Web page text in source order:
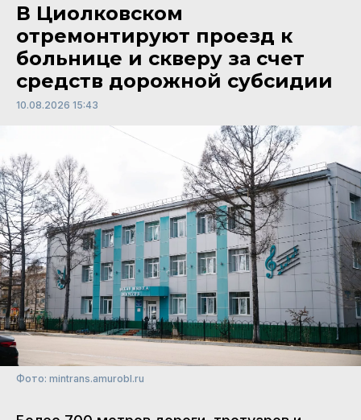
В Циолковском
отремонтируют проезд к
больнице и скверу за счет
средств дорожной субсидии
10.08.2026 15:43
Фото: mintrans.amurobl.ru